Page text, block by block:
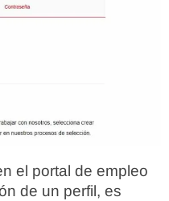
el portal de empleo
de un perfil, es